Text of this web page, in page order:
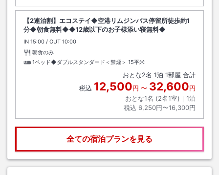
【2連泊割】エコステイ◆空港リムジンバス停留所徒歩約1
分◆朝食無料◆◆12歳以下のお子様添い寝無料◆
IN チェックイン
15:00 / OUT チェックアウト
10:00
朝食のみ
1ベッド◆ダブルスタンダード＜禁煙＞ 15平米
おとな2名 1泊 1部屋 合計
税込 12,500円 〜 32,600円
おとな1名 (2名1室)｜ 1泊
税込 6,250円〜16,300円
全ての宿泊プランを見る